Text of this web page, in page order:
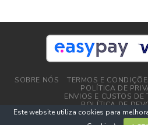
SOBRE NÓS TERMOS E
POLÍTICA DE
ENVIOS E CUSTOS DE
POLÍTICA DE
Copyright 2026 ©
Este website utiliza cookies para